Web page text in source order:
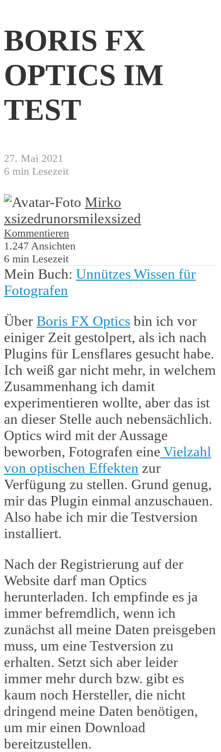
BORIS FX
OPTICS IM
TEST
27. Mai 2021
6 min Lesezeit
Mirko
xsizedrunorsmilexsized
Kommentieren
1.247 Ansichten
6 min Lesezeit
Mein Buch: Unnützes Wissen für
Fotografen
Über Boris FX Optics bin ich vor
einiger Zeit gestolpert, als ich nach
Plugins für Lensflares gesucht habe.
Ich weiß gar nicht mehr, in welchem
Zusammenhang ich damit
experimentieren wollte, aber das ist
an dieser Stelle auch nebensächlich.
Optics wird mit der Aussage
beworben, Fotografen eine Vielzahl
von optischen Effekten zur
Verfügung zu stellen. Grund genug,
mir das Plugin einmal anzuschauen.
Also habe ich mir die Testversion
installiert.
Nach der Registrierung auf der
Website darf man Optics
herunterladen. Ich empfinde es ja
immer befremdlich, wenn ich
zunächst all meine Daten preisgeben
muss, um eine Testversion zu
erhalten. Setzt sich aber leider
immer mehr durch bzw. gibt es
kaum noch Hersteller, die nicht
dringend meine Daten benötigen,
um mir einen Download
bereitzustellen.